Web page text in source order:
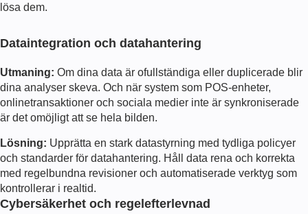
lösa dem.
Dataintegration och datahantering
Utmaning: Om dina data är ofullständiga eller duplicerade blir
dina analyser skeva. Och när system som POS-enheter,
onlinetransaktioner och sociala medier inte är synkroniserade
är det omöjligt att se hela bilden.
Lösning: Upprätta en stark datastyrning med tydliga policyer
och standarder för datahantering. Håll data rena och korrekta
med regelbundna revisioner och automatiserade verktyg som
kontrollerar i realtid.
Cybersäkerhet och regelefterlevnad